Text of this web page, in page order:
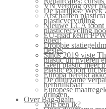
VN verdrag over
De jaarlijkse Week
Afschaffen
plasticvervuiling
Nieuwe LCA toont
plasticrecycling
EU-raad keurt
goed!
Droppie
flesjes
Sinds 2019 viste
plastic uit rivieren
Geen plastic meer
Plastic export uit
Europa bereikt
De duurzame
herbruikbaar
Europese
dringen.
Over Bag-again
Wie ben ik?